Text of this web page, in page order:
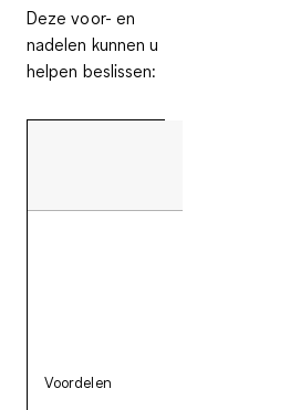
Deze voor- en
nadelen kunnen u
helpen beslissen:
Voordelen